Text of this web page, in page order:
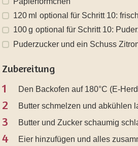
120 ml optional für Schritt 10:
100 g optional für Schritt 10:
Puderzucker und ein Schuss
Zubereitung
1 Den Backofen auf 180°C (E-
2 Butter schmelzen und abkühlen
3 Butter und Zucker schaumig
4 Eier hinzufügen und alles